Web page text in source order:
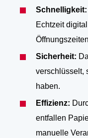
Schnelligkeit:
Echtzeit
Sicherheit:
verschlüsselt,
haben.
Effizienz:
entfallen
manuelle